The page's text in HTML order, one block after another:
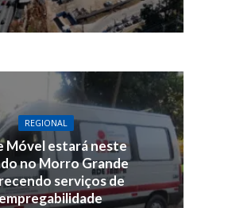
REGIONAL
Móvel estará neste
no Morro Grande
serviços de